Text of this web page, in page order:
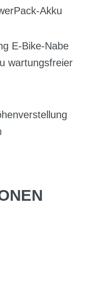
Akku
E-Bike-Nabe
wartungsfreier